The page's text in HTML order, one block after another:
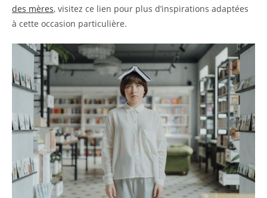
des mères, visitez ce lien pour plus d’inspirations adaptées
à cette occasion particulière.